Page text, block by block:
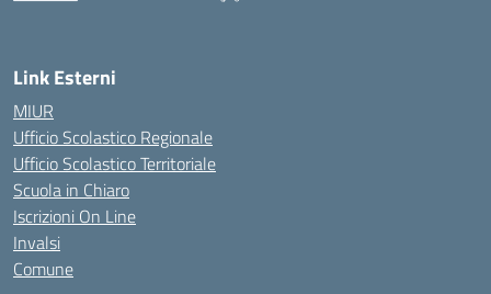
Link Esterni
MIUR
Ufficio Scolastico Regionale
Ufficio Scolastico Territoriale
Scuola in Chiaro
Iscrizioni On Line
Invalsi
Comune